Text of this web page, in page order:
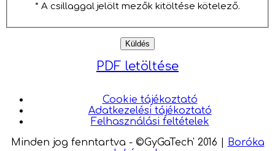
* A csillaggal jelölt mezők kitöltése kötelező.
PDF letöltése
Cookie tájékoztató
Adatkezelési tájékoztató
Felhasználási feltételek
Minden jog fenntartva - ©GyGaTech' 2016
Boróka